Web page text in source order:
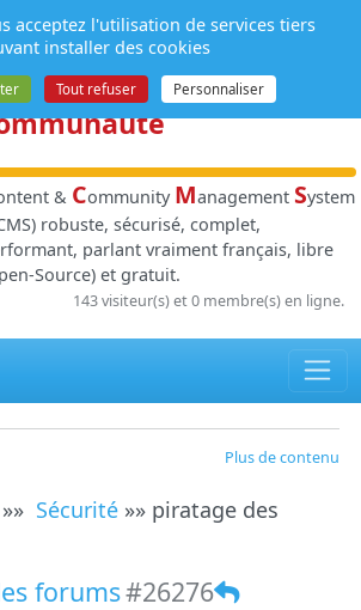
:Gestion de
et de
& Community Management System
robuste, sécurisé, complet,
parlant vraiment français, libre
Source) et gratuit.
143 visiteur(s) et 0 membre(s) en ligne.
Plus de contenu
»» Sécurité»» piratage des
forums#26276
cookies
acceptez l'utilisation de services tiers
installer des cookies
Tout refuser Personnaliser